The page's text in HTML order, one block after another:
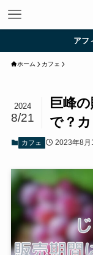
アフ
ホーム カフェ
巨峰
で？
2024
8/21
カフェ 2023年8月